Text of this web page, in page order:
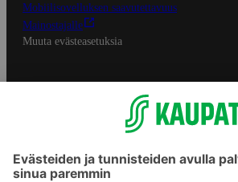
Mobiilisovelluksen saavutettavuus
Mainostajalle
Muuta evästeasetuksia
S-ryhmän palvelut
Asiakasomistajuus